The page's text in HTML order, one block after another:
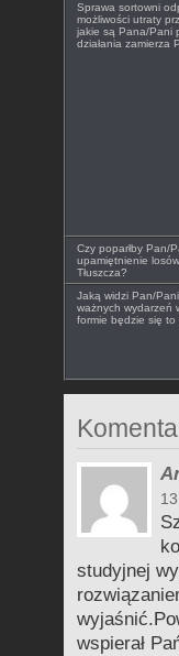
Sprawa sortowni
możliwości utraty
jakie są Pana/Pani
działania zamierza
Czy poparłby Pan/
upamiętnienie
Tłuszcza?
Jaką widzi Pan/
ważnych wydarzeń
formie będzie się to
studyjnej
wspierał